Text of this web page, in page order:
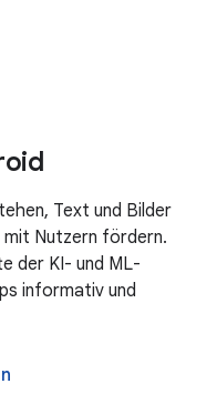
Text und Bilder
mit Nutzern fördern.
der KI- und ML-
informativ und